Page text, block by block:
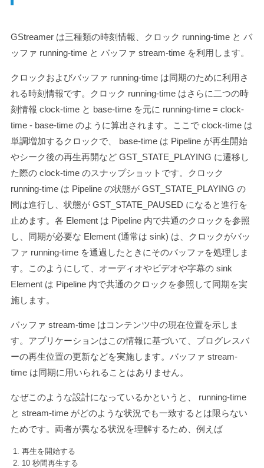
GStreamer は三種類の時刻情報、クロック running-time と バ
ッファ running-time と バッファ stream-time を利用します。
クロックおよびバッファ running-time は同期のために利用さ
れる時刻情報です。クロック running-time はさらに二つの時
刻情報 clock-time と base-time を元に running-time = clock-
time - base-time のように算出されます。ここで clock-time は
単調増加するクロックで、 base-time は Pipeline が再生開始
やシーク後の再生再開など GST_STATE_PLAYING に遷移し
た際の clock-time のスナップショットです。クロック
running-time は Pipeline の状態が GST_STATE_PLAYING の
間は進行し、状態が GST_STATE_PAUSED になると進行を
止めます。各 Element は Pipeline 内で共通のクロックを参照
し、同期が必要な Element (通常は sink) は、クロックがバッ
ファ running-time を通過したときにそのバッファを処理しま
す。このようにして、オーディオやビデオや字幕の sink
Element は Pipeline 内で共通のクロックを参照して同期を実
施します。
バッファ stream-time はコンテンツ中の現在位置を示しま
す。アプリケーションはこの情報に基づいて、プログレスバ
ーの再生位置の更新などを実施します。バッファ stream-
time は同期に用いられることはありません。
なぜこのような設計になっているかというと、 running-time
と stream-time がどのような状況でも一致するとは限らない
ためです。両者が異なる状況を理解するため、例えば
再生を開始する
10 秒間再生する